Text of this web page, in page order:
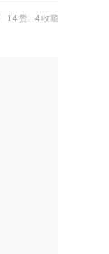
14 赞 4 收藏